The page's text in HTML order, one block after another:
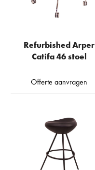
Refurbished Arper
Catifa 46 stoel
Offerte aanvragen